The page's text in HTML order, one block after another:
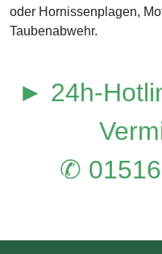
oder Hornissenplagen,
Taubenabwehr.
► 24h-
✆